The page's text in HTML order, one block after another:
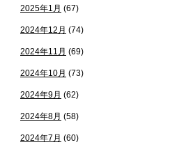
2025年1月 (67)
2024年12月 (74)
2024年11月 (69)
2024年10月 (73)
2024年9月 (62)
2024年8月 (58)
2024年7月 (60)